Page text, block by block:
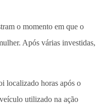
o momento em que o
Após várias investidas,
localizado horas após o
utilizado na ação